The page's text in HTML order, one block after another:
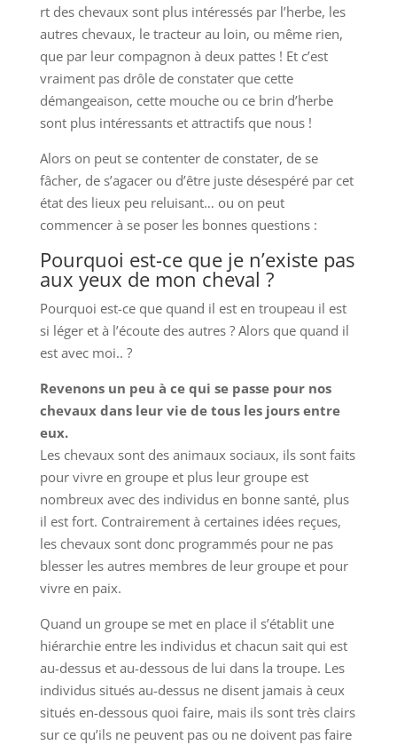
rt des chevaux sont plus intéressés par l’herbe, les
autres chevaux, le tracteur au loin, ou même rien,
que par leur compagnon à deux pattes ! Et c’est
vraiment pas drôle de constater que cette
démangeaison, cette mouche ou ce brin d’herbe
sont plus intéressants et attractifs que nous !
Alors on peut se contenter de constater, de se
fâcher, de s’agacer ou d’être juste désespéré par cet
état des lieux peu reluisant… ou on peut
commencer à se poser les bonnes questions :
Pourquoi est-ce que je n’existe pas
aux yeux de mon cheval ?
Pourquoi est-ce que quand il est en troupeau il est
si léger et à l’écoute des autres ? Alors que quand il
est avec moi.. ?
Revenons un peu à ce qui se passe pour nos
chevaux dans leur vie de tous les jours entre
eux.
Les chevaux sont des animaux sociaux, ils sont faits
pour vivre en groupe et plus leur groupe est
nombreux avec des individus en bonne santé, plus
il est fort. Contrairement à certaines idées reçues,
les chevaux sont donc programmés pour ne pas
blesser les autres membres de leur groupe et pour
vivre en paix.
Quand un groupe se met en place il s’établit une
hiérarchie entre les individus et chacun sait qui est
au-dessus et au-dessous de lui dans la troupe. Les
individus situés au-dessus ne disent jamais à ceux
situés en-dessous quoi faire, mais ils sont très clairs
sur ce qu’ils ne peuvent pas ou ne doivent pas faire